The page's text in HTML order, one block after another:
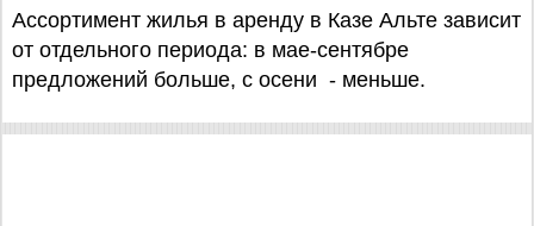
Ассортимент жилья в аренду в Казе Альте зависит
от отдельного периода: в мае-сентябре
предложений больше, с осени - меньше.